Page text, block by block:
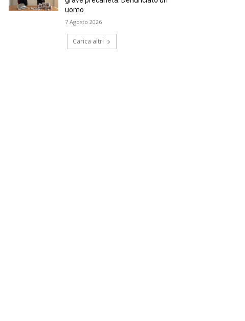
uomo
7 Agosto 2026
Carica altri